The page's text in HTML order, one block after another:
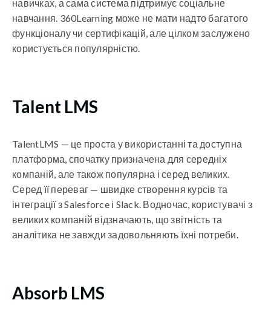
навичках, а сама система підтримує соціальне
навчання. 360Learning може не мати надто багатого
функціоналу чи сертифікацій, але цілком заслужено
користується популярністю.
Talent LMS
TalentLMS — це проста у використанні та доступна
платформа, спочатку призначена для середніх
компаній, але також популярна і серед великих.
Серед її переваг — швидке створення курсів та
інтеграції з Salesforce і Slack. Водночас, користувачі з
великих компаній відзначають, що звітність та
аналітика не завжди задовольняють їхні потреби.
Absorb LMS